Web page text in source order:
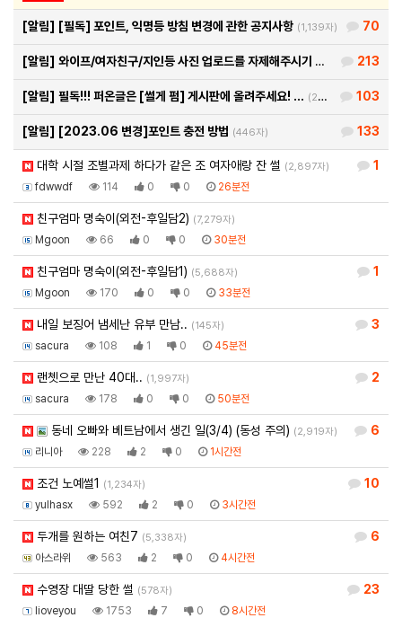
70
[알림] [필독] 포인트, 익명등 방침 변경에 관한 공지사항 (1,139자)
213
[알림] 와이프/여자친구/지인등 사진 업로드를 자제해주시기 바랍… (460자)
103
[알림] 필독!!! 퍼온글은 [썰게 펌] 게시판에 올려주세요! … (290자)
133
[알림] [2023.06 변경]포인트 충전 방법 (446자)
1
대학 시절 조별과제 하다가 같은 조 여자애랑 잔 썰 (2,897자)
fdwwdf 114 0 0 26분전
친구엄마 명숙이(외전-후일담2) (7,279자)
Mgoon 66 0 0 30분전
1
친구엄마 명숙이(외전-후일담1) (5,688자)
Mgoon 170 0 0 33분전
3
내일 보징어 냄세난 유부 만남.. (145자)
sacura 108 1 0 45분전
2
랜쳇으로 만난 40대.. (1,997자)
sacura 178 0 0 50분전
6
동네 오빠와 베트남에서 생긴 일(3/4) (동성 주의) (2,919자)
리니아 228 2 0 1시간전
10
조건 노예썰1 (1,234자)
yulhasx 592 2 0 3시간전
6
두개를 원하는 여친7 (5,338자)
아스라위 563 2 0 4시간전
23
수영장 대딸 당한 썰 (578자)
Iioveyou 1753 7 0 8시간전